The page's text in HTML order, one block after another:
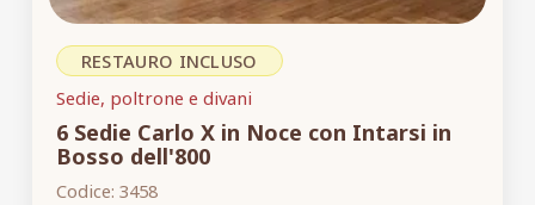
RESTAURO INCLUSO
Sedie, poltrone e divani
6 Sedie Carlo X in Noce con Intarsi in
Bosso dell'800
Codice: 3458